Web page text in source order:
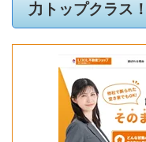
力トップクラス！